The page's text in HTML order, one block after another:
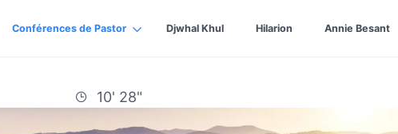
Conférences de Pastor Djwhal Khul Hilarion Annie Besant
10' 28"